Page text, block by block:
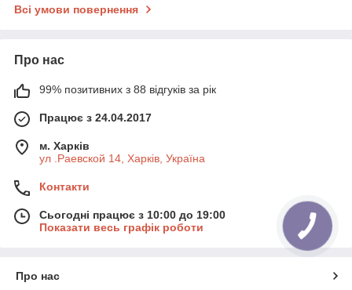
Всі умови повернення
Про нас
99% позитивних з 88 відгуків за рік
Працює з 24.04.2017
м. Харків
ул .Раевской 14, Харків, Україна
Контакти
Сьогодні працює з 10:00 до 19:00
Показати весь графік роботи
Про нас